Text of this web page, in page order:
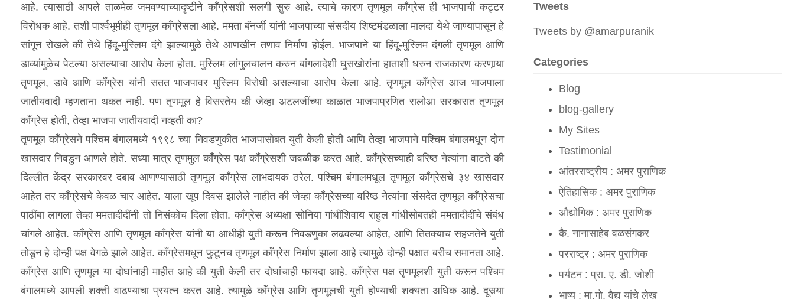
आहे. त्यासाठी आपले ताळमेळ जमवण्याच्यादृष्टीने कॉंग्रेसशी सलगी सुरु आहे. त्याचे कारण तृणमूल कॉंग्रेस ही भाजपाची कट्टर
विरोधक आहे. तशी पार्श्‍वभूमीही तृणमूल कॉंग्रेसला आहे. ममता बॅनर्जी यांनी भाजपाच्या संसदीय शिष्टमंडळाला मालदा येथे जाण्यापासून हे
सांगून रोखले की तेथे हिंदू-मुस्लिम दंगे झाल्यामुळे तेथे आणखीन तणाव निर्माण होईल. भाजपाने या हिंदू-मुस्लिम दंगली तृणमूल आणि
डाव्यांमुळेच पेटल्या असल्याचा आरोप केला होता. मुस्लिम लांगुलचालन करुन बांगलादेशी घुसखोरांना हाताशी धरुन राजकारण करणार्‍या
तृणमूल, डावे आणि कॉंग्रेस यांनी सतत भाजपावर मुस्लिम विरोधी असल्याचा आरोप केला आहे. तृणमूल कॉँग्रेस आज भाजपाला
जातीयवादी म्हणताना थकत नाही. पण तृणमूल हे विसरतेय की जेव्हा अटलजींच्या काळात भाजपाप्रणित रालोआ सरकारात तृणमूल
कॉंग्रेस होती, तेव्हा भाजपा जातीयवादी नव्हती का?
तृणमूल कॉंग्रेसने पश्‍चिम बंगालमध्ये १९९८ च्या निवडणुकीत भाजपासोबत युती केली होती आणि तेव्हा भाजपाने पश्‍चिम बंगालमधून दोन
खासदार निवडुन आणले होते. सध्या मात्र तृणमुल कॉंग्रेस पक्ष कॉंग्रेसशी जवळीक करत आहे. कॉंग्रेसच्याही वरिष्ठ नेत्यांना वाटते की
दिल्लीत केंद्र सरकारवर दबाव आणण्यासाठी तृणमूल कॉंग्रेस लाभदायक ठरेल. पश्‍चिम बंगालमधूल तृणमूल कॉंग्रेसचे ३४ खासदार
आहेत तर कॉंग्रेसचे केवळ चार आहेत. याला खूप दिवस झालेले नाहीत की जेव्हा कॉंग्रेसच्या वरिष्ठ नेत्यांना संसदेत तृणमूल कॉंग्रेसचा
पाठींबा लागला तेव्हा ममतादीदींनी तो निसंकोच दिला होता. कॉंग्रेस अध्यक्षा सोनिया गांधींशिवाय राहुल गांधीसोबतही ममतादीदींचे संबंध
चांगले आहेत. कॉंग्रेस आणि तृणमूल कॉंग्रेस यांनी या आधीही युती करून निवडणुका लढवल्या आहेत, आणि तितक्याच सहजतेने युती
तोडून हे दोन्ही पक्ष वेगळे झाले आहेत. कॉंग्रेसमधून फुटूनच तृणमूल कॉंग्रेस निर्माण झाला आहे त्यामुळे दोन्ही पक्षात बरीच समानता आहे.
कॉंग्रेस आणि तृणमूल या दोघांनाही माहीत आहे की युती केली तर दोघांचाही फायदा आहे. कॉंग्रेस पक्ष तृणमूलशी युती करून पश्‍चिम
बंगालमध्ये आपली शक्ती वाढण्याचा प्रयत्न करत आहे. त्यामुळे कॉंग्रेस आणि तृणमूलची युती होण्याची शक्यता अधिक आहे. दूसर्‍या
मोदी सरकारचे पुर्वेकडील समुद्रीसाहस
परं वैभवं नेतुमेतत् स्वराष्ट्रं|
Admin:
Sonu Aganur:
Anonymous: Good information for project.
Tweets
Tweets by @amarpuranik
Categories
Blog
blog-gallery
My Sites
Testimonial
आंतरराष्ट्रीय : अमर पुराणिक
ऐतिहासिक : अमर पुराणिक
औद्योगिक : अमर पुराणिक
कै. नानासाहेब वळसंगकर
परराष्ट्र : अमर पुराणिक
पर्यटन : प्रा. ए. डी. जोशी
भाष्य : मा.गो. वैद्य यांचे लेख